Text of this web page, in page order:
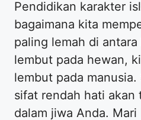
Pendidikan karakter
bagaimana kita
paling lemah di
lembut pada hewan,
lembut pada
sifat rendah hati akan
dalam jiwa Anda.